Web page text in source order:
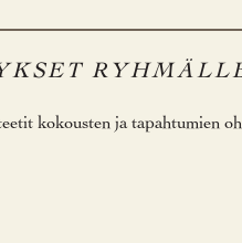
kokousten ja tapahtumien